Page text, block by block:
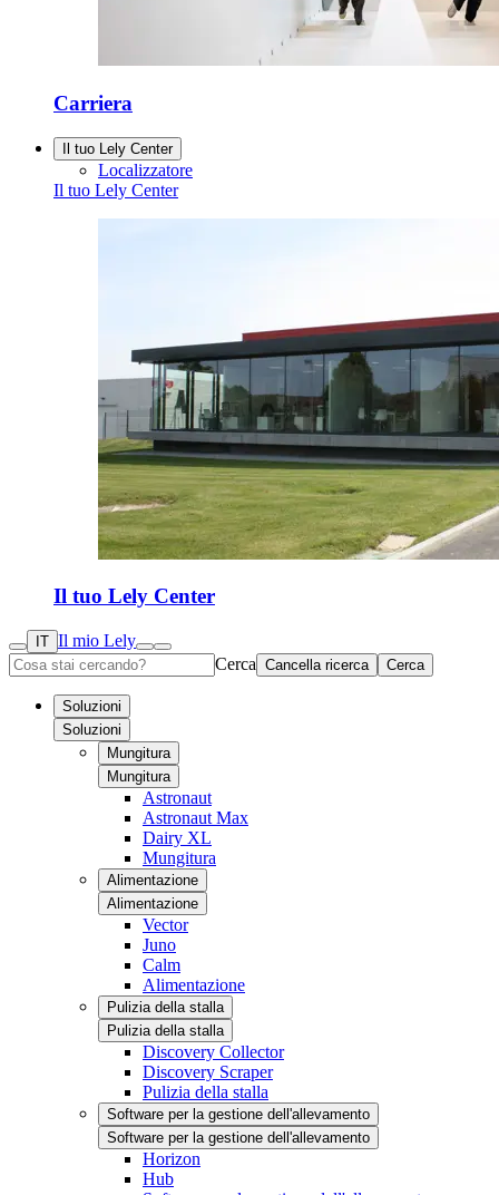
Carriera
Il tuo Lely Center
Localizzatore
Il tuo Lely Center
Il tuo Lely Center
IT Il mio Lely
Cerca Cancella ricerca Cerca
Soluzioni
Soluzioni
Mungitura
Mungitura
Astronaut
Astronaut Max
Dairy XL
Mungitura
Alimentazione
Alimentazione
Vector
Juno
Calm
Alimentazione
Pulizia della stalla
Pulizia della stalla
Discovery Collector
Discovery Scraper
Pulizia della stalla
Software per la gestione dell'allevamento
Software per la gestione dell'allevamento
Horizon
Hub